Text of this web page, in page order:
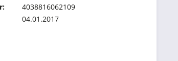
4038816062109
04.01.2017